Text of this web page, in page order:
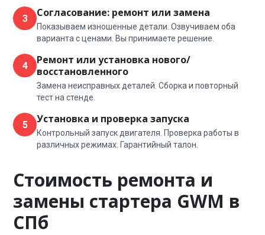
3 Согласование: ремонт или замена
Показываем изношенные детали. Озвучиваем оба
варианта с ценами. Вы принимаете решение.
4
Ремонт или установка нового/
восстановленного
Замена неисправных деталей. Сборка и повторный
тест на стенде.
5 Установка и проверка запуска
Контрольный запуск двигателя. Проверка работы в
различных режимах. Гарантийный талон.
Стоимость ремонта и
замены стартера GWM в
СПб